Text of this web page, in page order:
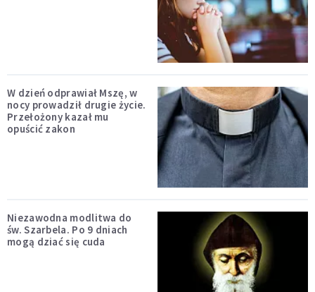
W dzień odprawiał Mszę, w
nocy prowadził drugie życie.
Przełożony kazał mu
opuścić zakon
Niezawodna modlitwa do
św. Szarbela. Po 9 dniach
mogą dziać się cuda